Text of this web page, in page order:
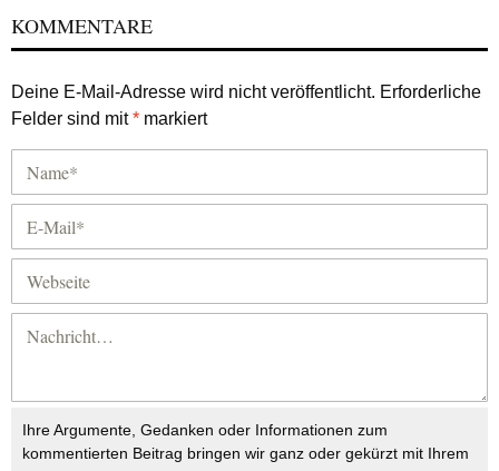
KOMMENTARE
Deine E-Mail-Adresse wird nicht veröffentlicht. Erforderliche
Felder sind mit* markiert
Ihre Argumente, Gedanken oder Informationen zum
kommentierten Beitrag bringen wir ganz oder gekürzt mit Ihrem